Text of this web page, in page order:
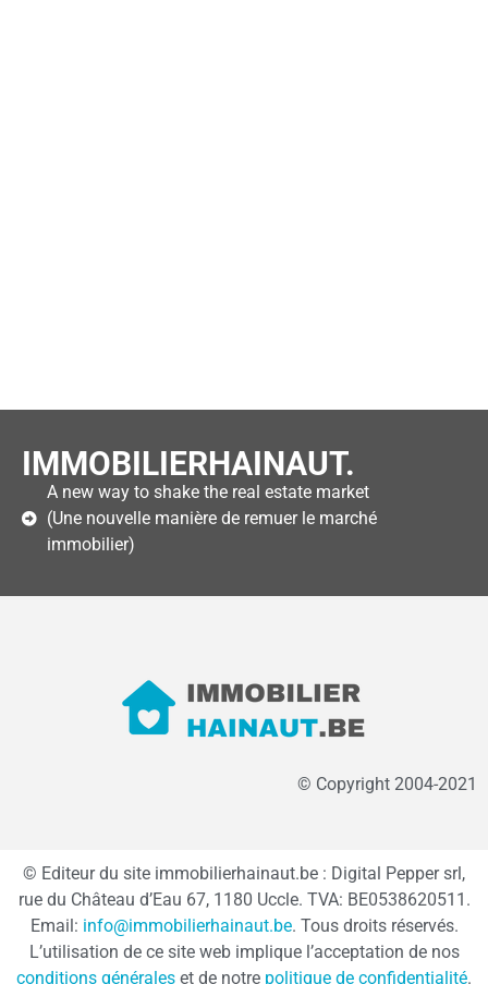
IMMOBILIERHAINAUT.
A new way to shake the real estate market
(Une nouvelle manière de remuer le marché
immobilier)
© Copyright 2004-2021
© Editeur du site immobilierhainaut.be : Digital Pepper srl,
rue du Château d’Eau 67, 1180 Uccle. TVA: BE0538620511.
Email: info@immobilierhainaut.be. Tous droits réservés.
L’utilisation de ce site web implique l’acceptation de nos
conditions générales et de notre politique de confidentialité.